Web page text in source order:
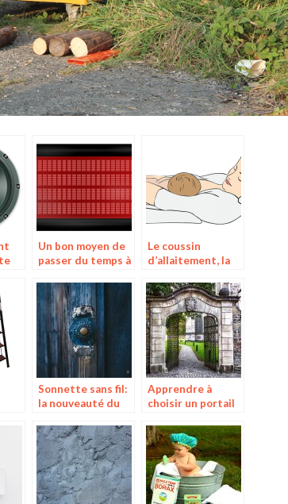
Un bon moyen de
passer du temps à
plein hiver
Le coussin
d’allaitement, la
grossesse et
l’allaitement
Sonnette sans fil:
la nouveauté du
Apprendre à
choisir un portail